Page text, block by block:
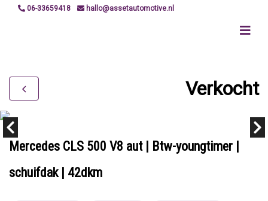
06-33659418 hallo@assetautomotive.nl
Verkocht
Mercedes CLS 500 V8 aut | Btw-youngtimer |
schuifdak | 42dkm